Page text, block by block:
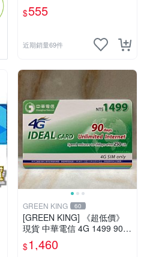
網補充卡/儲值卡．Internet O
K 台哥大．OK499⚡MissCall
$555
近期銷量69件
GREEN KING 60
[GREEN KING] 《超低價》
現貨 中華電信 4G 1499 90天
網路吃到飽 儲值卡 網路卡 預
付卡 上網卡 如意卡 電話卡
$1,460